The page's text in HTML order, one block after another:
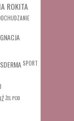
ROKITA
SPORT
ŻEL POD